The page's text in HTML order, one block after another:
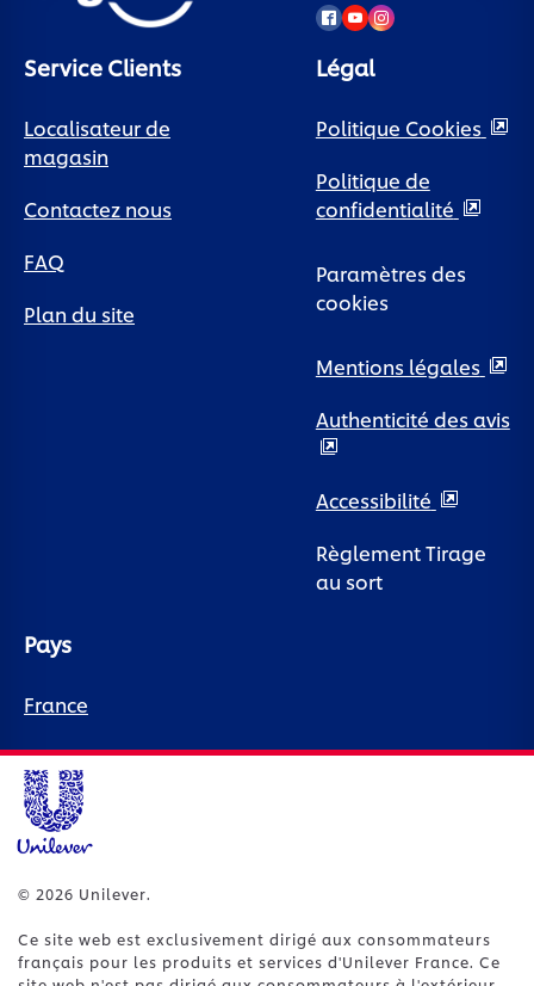
Service Clients
Localisateur de
magasin
Contactez nous
FAQ
Plan du site
Légal
Politique Cookies
Politique de
confidentialité
Paramètres des
cookies
Mentions légales
Authenticité des avis
Accessibilité
Règlement Tirage
au sort
Pays
France
© 2026 Unilever.
Ce site web est exclusivement dirigé aux consommateurs
français pour les produits et services d'Unilever France. Ce